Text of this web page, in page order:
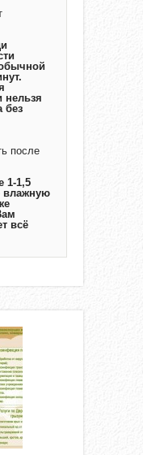
нельзя
без
после
1-1,5
влажную
всё